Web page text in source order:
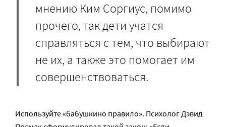
мнению Ким Соргиус, помимо
прочего, так дети учатся
справляться с тем, что выбирают
не их, а также это помогает им
совершенствоваться.
Используйте «бабушкино правило». Психолог Дэвид